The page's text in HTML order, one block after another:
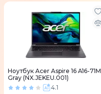
Ноутбук Acer Aspire 16 A16-71M
Gray (NX.JEKEU.001)
4.1